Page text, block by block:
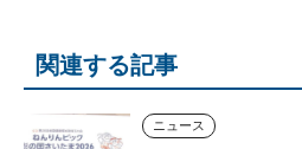
関連する記事
ニュース